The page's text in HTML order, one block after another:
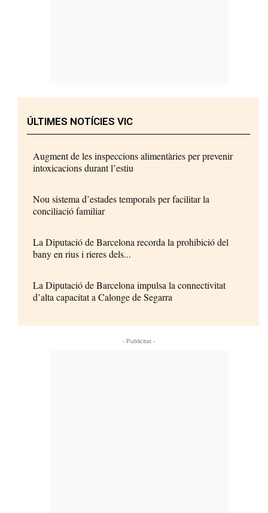
ÚLTIMES NOTÍCIES VIC
Augment de les inspeccions alimentàries per prevenir
intoxicacions durant l’estiu
Nou sistema d’estades temporals per facilitar la
conciliació familiar
La Diputació de Barcelona recorda la prohibició del
bany en rius i rieres dels...
La Diputació de Barcelona impulsa la connectivitat
d’alta capacitat a Calonge de Segarra
- Publicitat -